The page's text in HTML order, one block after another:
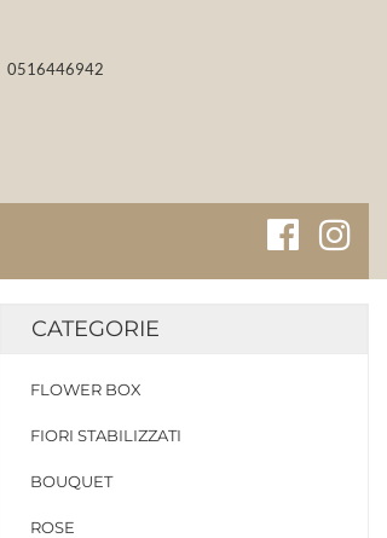
0516446942
CATEGORIE
FLOWER BOX
FIORI STABILIZZATI
BOUQUET
ROSE